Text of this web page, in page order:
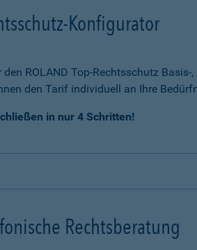
Konfigurator
den ROLAND Top-Rechtsschutz
den Tarif individuell an Ihre
in nur 4 Schritten!
Rechtsberatung